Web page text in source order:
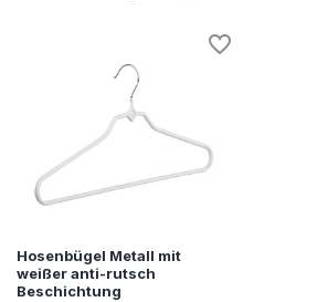
Hosenbügel Metall mit
weißer anti-rutsch
Beschichtung